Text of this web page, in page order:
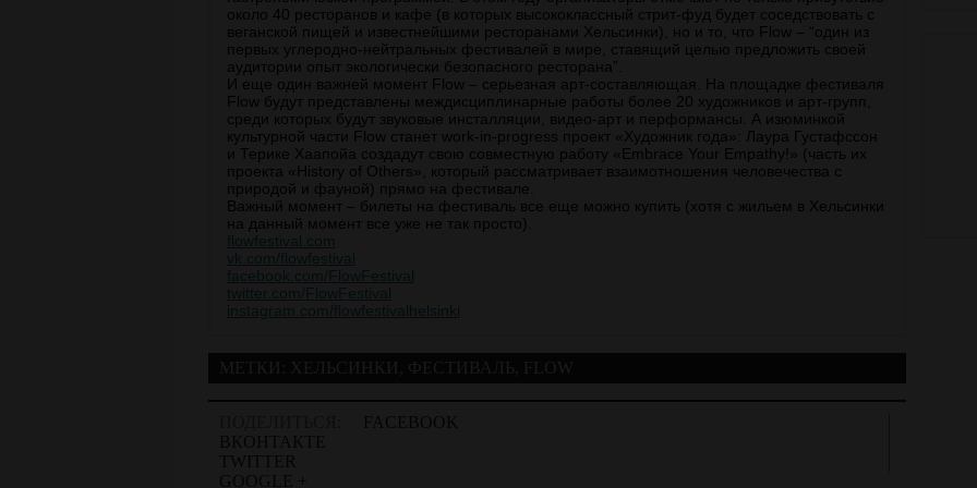
около 40 ресторанов и кафе (в которых высококлассный стрит-фуд будет соседствовать с
веганской пищей и известнейшими ресторанами Хельсинки), но и то, что Flow – “один из
первых углеродно-нейтральных фестивалей в мире, ставящий целью предложить своей
аудитории опыт экологически безопасного ресторана”.
И еще один важней момент Flow – серьезная арт-составляющая. На площадке фестиваля
Flow будут представлены междисциплинарные работы более 20 художников и арт-групп,
среди которых будут звуковые инсталляции, видео-арт и перформансы. А изюминкой
культурной части Flow станет work-in-progress проект «Художник года»: Лаура Густафссон
и Терике Хаапойа создадут свою совместную работу «Embrace Your Empathy!» (часть их
проекта «History of Others», который рассматривает взаимотношения человечества с
природой и фауной) прямо на фестивале.
Важный момент – билеты на фестиваль все еще можно купить (хотя с жильем в Хельсинки
на данный момент все уже не так просто).
flowfestival.com
vk.com/flowfestival
facebook.com/FlowFestival
twitter.com/FlowFestival
instagram.com/flowfestivalhelsinki